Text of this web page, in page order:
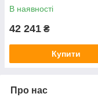
В наявності
42 241 ₴
Купити
Про нас